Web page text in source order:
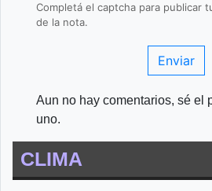
Completá el captcha para publicar
de la nota.
Enviar
Aun no hay comentarios, sé el
uno.
CLIMA